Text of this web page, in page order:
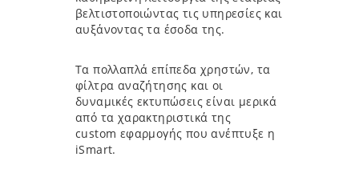
βελτιστοποιώντας τις υπηρεσίες και
αυξάνοντας τα έσοδα της.
Τα πολλαπλά επίπεδα χρηστών, τα
φίλτρα αναζήτησης και οι
δυναμικές εκτυπώσεις είναι μερικά
από τα χαρακτηριστικά της
custom εφαρμογής που ανέπτυξε η
iSmart.